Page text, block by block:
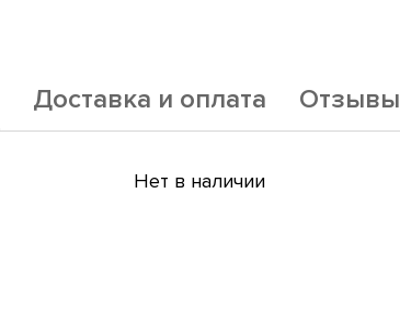
Доставка и оплата Отзывы
Нет в наличии